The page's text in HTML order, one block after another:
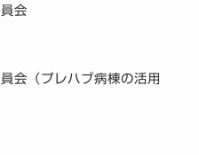
会
会（プレハブ病棟の活用